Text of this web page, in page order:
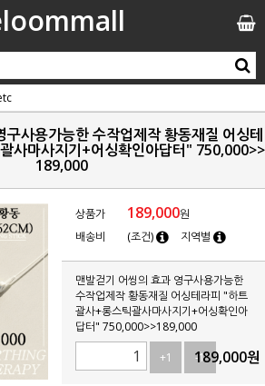
구사용가능한 수작업제작 황동재질 어싱테
사마사지기+어싱확인아답터" 750,000>>
189,000
상품가 189,000원
배송비
(조건) 지역별
맨발걷기 어씽의 효과 영구사용가능한
수작업제작 황동재질 어싱테라피 "하트
괄사+롱스틱괄사마사지기+어싱확인아
답터" 750,000>>189,000
+1
-1
189,000원